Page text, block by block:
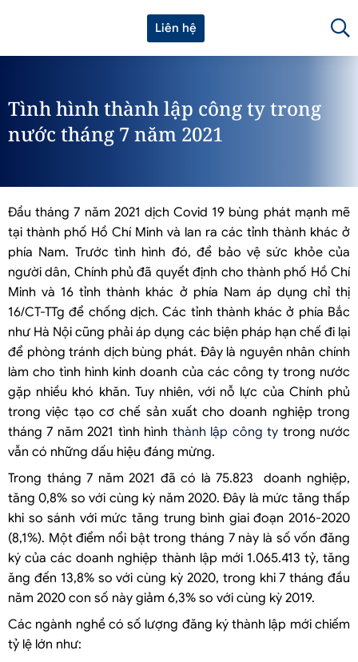
Liên hệ
Tình hình thành lập công ty trong
nước tháng 7 năm 2021
Đầu tháng 7 năm 2021 dịch Covid 19 bùng phát mạnh mẽ
tại thành phố Hồ Chí Minh và lan ra các tỉnh thành khác ở
phía Nam. Trước tình hình đó, để bảo vệ sức khỏe của
người dân, Chính phủ đã quyết định cho thành phố Hồ Chí
Minh và 16 tỉnh thành khác ở phía Nam áp dụng chỉ thị
16/CT-TTg để chống dịch. Các tỉnh thành khác ở phía Bắc
như Hà Nội cũng phải áp dụng các biện pháp hạn chế đi lại
để phòng tránh dịch bùng phát. Đây là nguyên nhân chính
làm cho tình hình kinh doanh của các công ty trong nước
gặp nhiều khó khăn. Tuy nhiên, với nỗ lực của Chính phủ
trong việc tạo cơ chế sản xuất cho doanh nghiệp trong
tháng 7 năm 2021 tình hình thành lập công ty trong nước
vẫn có những dấu hiệu đáng mừng.
Trong tháng 7 năm 2021 đã có là 75.823 doanh nghiệp,
tăng 0,8% so với cùng kỳ năm 2020. Đây là mức tăng thấp
khi so sánh với mức tăng trung bình giai đoạn 2016-2020
(8,1%). Một điểm nổi bật trong tháng 7 này là số vốn đăng
ký của các doanh nghiệp thành lập mới 1.065.413 tỷ, tăng
ăng đến 13,8% so với cùng kỳ 2020, trong khi 7 tháng đầu
năm 2020 con số này giảm 6,3% so với cùng kỳ 2019.
Các ngành nghề có số lượng đăng ký thành lập mới chiếm
tỷ lệ lớn như: